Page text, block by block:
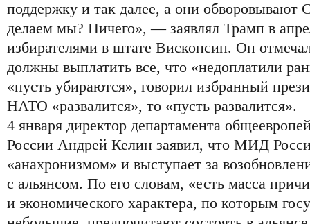
поддержку и так далее, а они
делаем мы? Ничего», — заявлял Трамп в
избирателями в штате Висконсин. Он
должны выплатить все, что «недоплатили
«пусть убираются», говорил избранный
НАТО «развалится», то «пусть развалится».
4 января директор департамента
России Андрей Келин заявил, что МИД
«анахронизмом» и выступает за
с альянсом. По его словам, «есть масса
и экономического характера, по которым